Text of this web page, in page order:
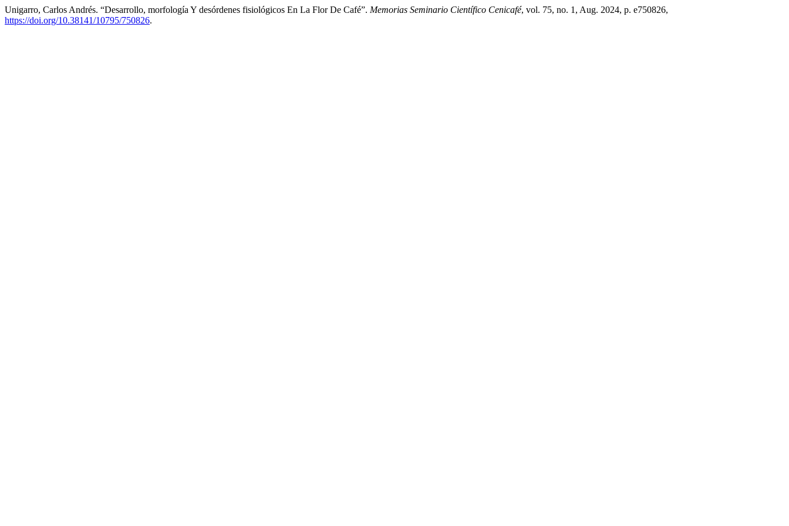
Unigarro, Carlos Andrés. “Desarrollo, morfología Y desórdenes fisiológicos En La Flor De Café”. Memorias Seminario Científico Cenicafé, vol. 75, no. 1, Aug. 2024, p. e750826,
https://doi.org/10.38141/10795/750826.